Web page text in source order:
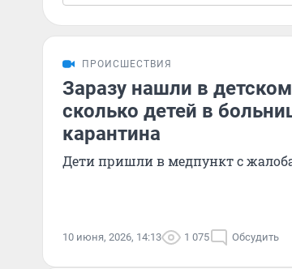
ПРОИСШЕСТВИЯ
Заразу нашли в
сколько детей в
карантина
Дети пришли в медпункт с
10 июня, 2026, 14:13 1 075 Обсудить